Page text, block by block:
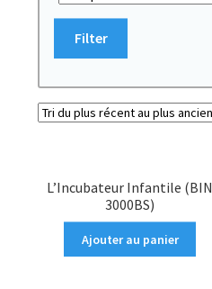
Filter
L’Incubateur Infantile (BIN
3000BS)
Ajouter au panier